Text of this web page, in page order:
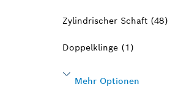
Zylindrischer Schaft (48)
Doppelklinge (1)
Mehr Optionen